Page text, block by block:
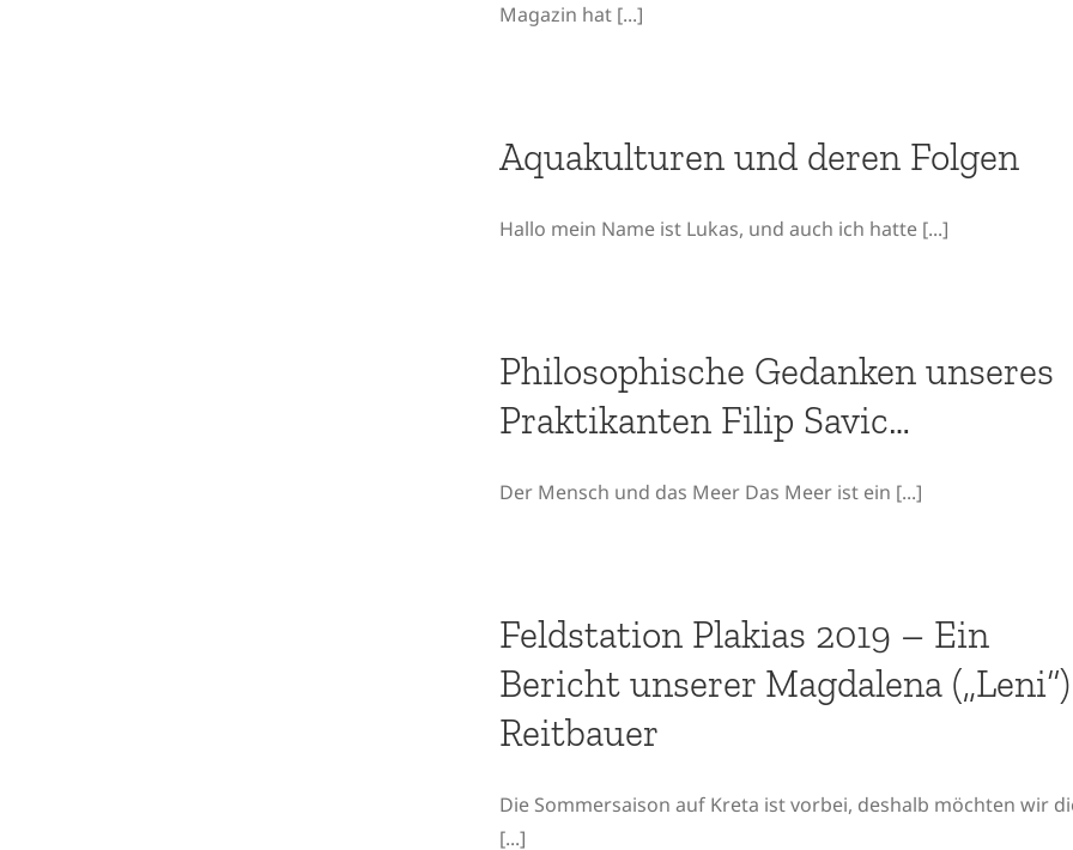
Magazin hat [...]
Aquakulturen und deren Folgen
Hallo mein Name ist Lukas, und auch ich hatte [...]
Philosophische Gedanken unseres
Praktikanten Filip Savic…
Der Mensch und das Meer Das Meer ist ein [...]
Feldstation Plakias 2019 – Ein
Bericht unserer Magdalena („Leni“)
Reitbauer
Die Sommersaison auf Kreta ist vorbei, deshalb möchten wir
[...]